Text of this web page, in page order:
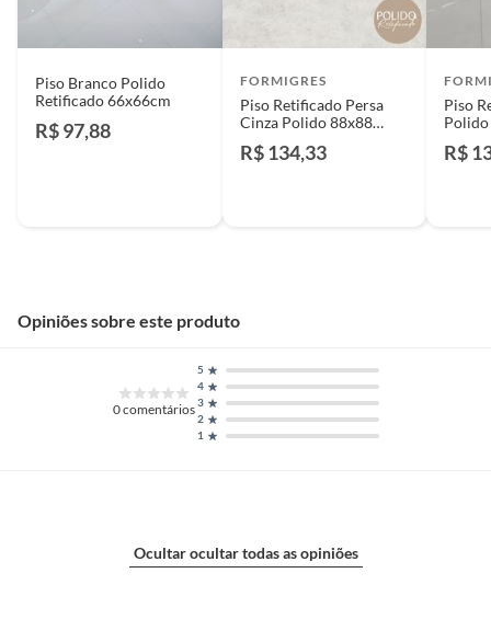
Piso Branco Polido
Retificado 66x66cm
R$ 97,88
FORMIGRES
Piso Retificado Persa
Cinza Polido 88x88
Lb
R$ 134,33
Piso
R$
Opiniões sobre este produto
0comentários
1
2
3
4
5
Ocultar ocultar todas as opiniões